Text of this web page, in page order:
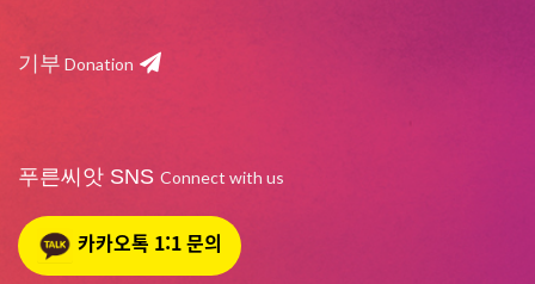
기부 Donation
푸른씨앗 SNS Connect with us
카카오톡 1:1 문의